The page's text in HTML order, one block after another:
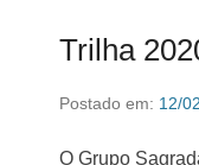
Trilha
Postado em: 12/
O Grupo